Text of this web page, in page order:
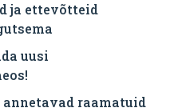
ja ettevõtteid
uusi
raamatuid